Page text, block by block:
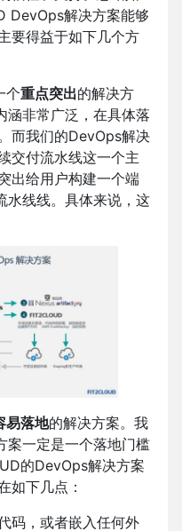
DevOps解决方案能够
要得益于如下几个方
个重点突出的解决方
涵非常广泛，在具体落
而我们的DevOps解决
交付流水线这一个主
出给用户构建一个端
水线线。具体来说，这
易落地的解决方案。我
案一定是一个落地门槛
的DevOps解决方案
如下几点：
码，或者嵌入任何外